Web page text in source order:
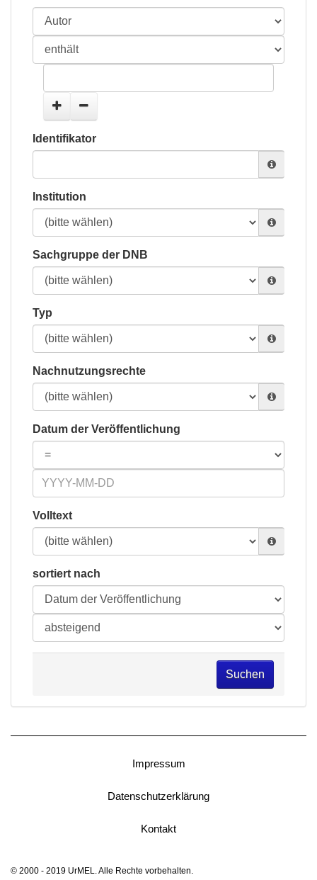
Identifikator
Institution
Sachgruppe der DNB
Typ
Nachnutzungsrechte
Datum der Veröffentlichung
Volltext
sortiert nach
Suchen
Impressum
Datenschutzerklärung
Kontakt
© 2000 - 2019 UrMEL. Alle Rechte vorbehalten.